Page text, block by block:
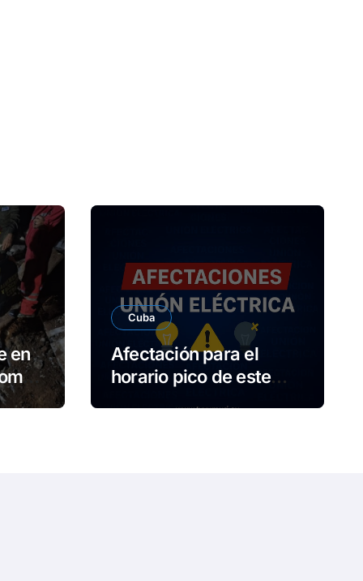
en
Cuba
Afectación para el
horario pico de este